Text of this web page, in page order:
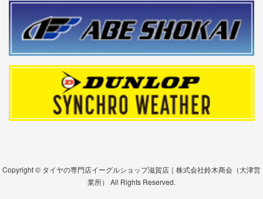
Copyright © タイヤの専門店イーグルショップ滋賀店｜株式会社鈴木商会（大津営
業所） All Rights Reserved.